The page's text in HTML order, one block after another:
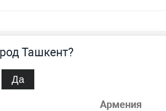
Ташкент?
Да
Армения